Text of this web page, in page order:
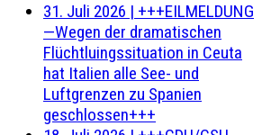
31. Juli 2026 | +++EILMELDUNG
—Wegen der dramatischen
Flüchtluingssituation in Ceuta
hat Italien alle See- und
Luftgrenzen zu Spanien
geschlossen+++